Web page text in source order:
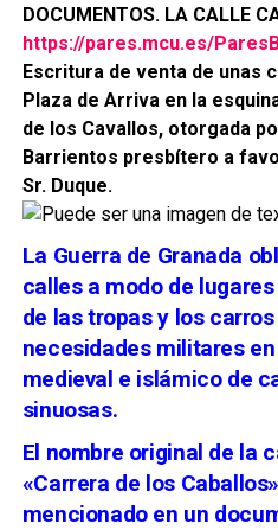
DOCUMENTOS. LA CALLE
https://pares.mcu.es/
Escritura de venta de unas
Plaza de Arriva en la
de los Cavallos, otorgada
Barrientos presbítero a
Sr. Duque.
La Guerra de Granada
calles a modo de
de las tropas y los
necesidades militares
medieval e islámico de
sinuosas.
El nombre original de la
«Carrera de los
mencionado en un